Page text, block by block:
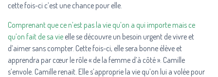
cette fois-ci c’est une chance pour elle.
Comprenant que ce n’est pas la vie qu’on a qui importe mais ce
qu’on fait de sa vie elle se découvre un besoin urgent de vivre et
d’aimer sans compter. Cette fois-ci, elle sera bonne élève et
apprendra par cœur le rôle « de la femme d’à côté ». Camille
s’envole. Camille renait. Elle s’approprie la vie qu’on lui a volée pour